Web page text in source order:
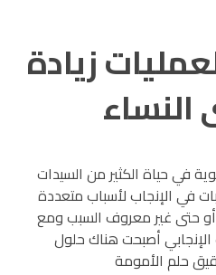
زيادة
في حياة الكثير من السيدات
في الإنجاب لأسباب متعددة
حتى غير معروف السبب ومع
أصبحت هناك حلول
حلم الأمومة